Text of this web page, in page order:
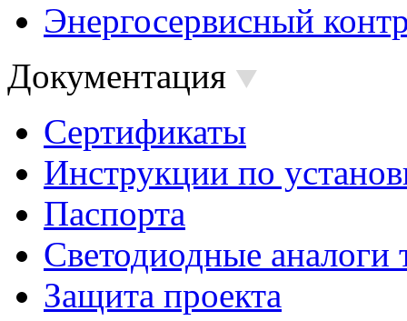
Энергосервисный
Документация
Сертификаты
Инструкции по
Паспорта
Светодиодные аналоги
Защита проекта